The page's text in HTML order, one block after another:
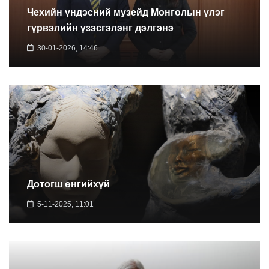
Чехийн үндэсний музейд Монголын үлэг
гүрвэлийн үзэсгэлэнг дэлгэнэ
30-01-2026, 14:46
Дотогш өнгийхүй
5-11-2025, 11:01